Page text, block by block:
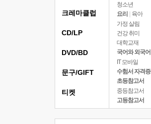
청소년
요리
육아
가정 살림
건강 취미
대학교재
국어와 외국어
IT 모바일
수험서 자격증
초등참고서
중등참고서
고등참고서
크레마클럽
CD/LP
DVD/BD
문구/GIFT
티켓